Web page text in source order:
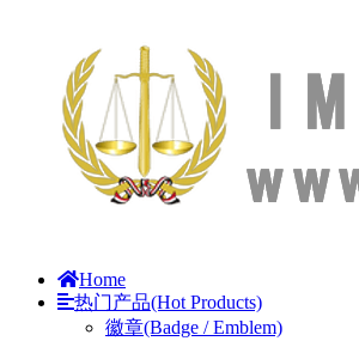
Home
热门产品(Hot Products)
徽章(Badge / Emblem)